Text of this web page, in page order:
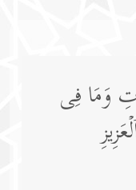
وَمَا فِی